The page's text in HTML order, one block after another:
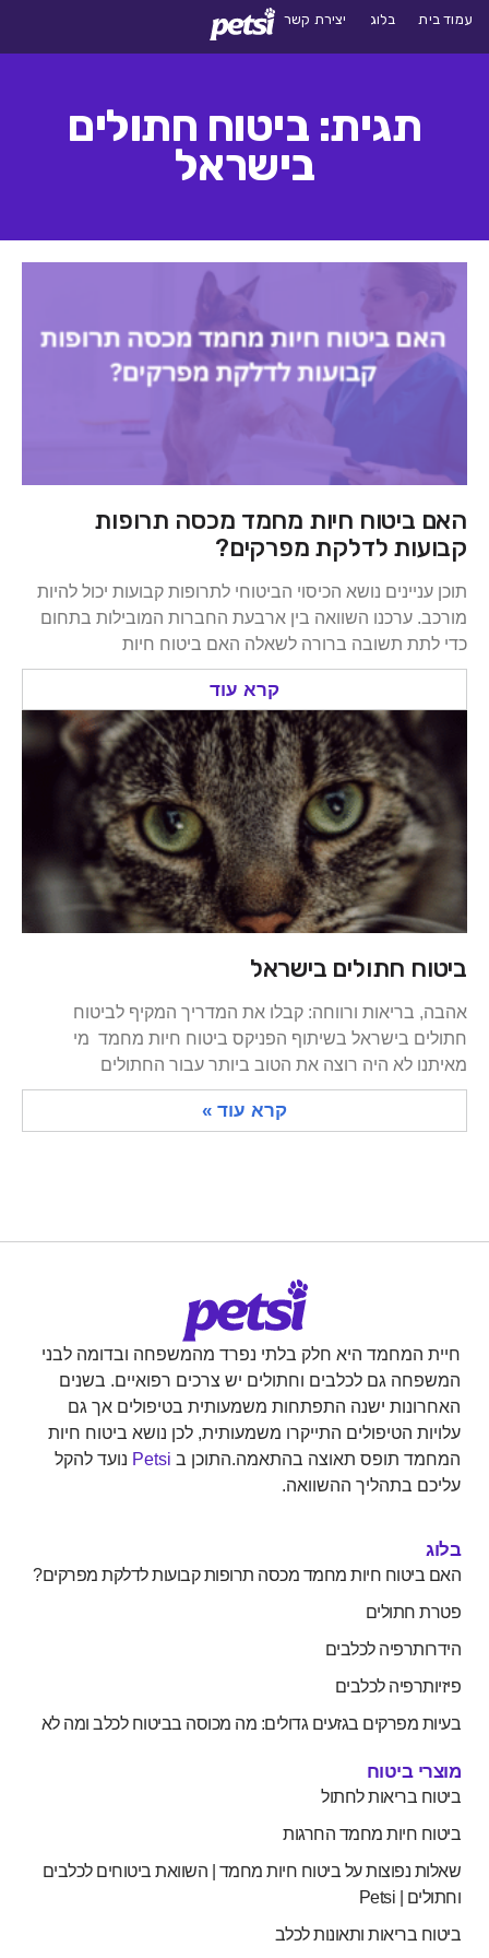
עמוד בית בלוג יצירת קשר
תגית: ביטוח חתולים
בישראל
האם ביטוח חיות מחמד מכסה תרופות
קבועות לדלקת מפרקים?
תוכן עניינים נושא הכיסוי הביטוחי לתרופות קבועות יכול להיות
מורכב. ערכנו השוואה בין ארבעת החברות המובילות בתחום
כדי לתת תשובה ברורה לשאלה האם ביטוח חיות
קרא עוד
ביטוח חתולים בישראל
אהבה, בריאות ורווחה: קבלו את המדריך המקיף לביטוח
חתולים בישראל בשיתוף הפניקס ביטוח חיות מחמד מי
מאיתנו לא היה רוצה את הטוב ביותר עבור החתולים
קרא עוד »
חיית המחמד היא חלק בלתי נפרד מהמשפחה ובדומה לבני
המשפחה גם לכלבים וחתולים יש צרכים רפואיים. בשנים
האחרונות ישנה התפתחות משמעותית בטיפולים אך גם
עלויות הטיפולים התייקרו משמעותית, לכן נושא ביטוח חיות
המחמד תופס תאוצה בהתאמה.התוכן ב Petsi נועד להקל
עליכם בתהליך ההשוואה.
בלוג
האם ביטוח חיות מחמד מכסה תרופות קבועות לדלקת מפרקים?
פטרת חתולים
הידרותרפיה לכלבים
פיזיותרפיה לכלבים
בעיות מפרקים בגזעים גדולים: מה מכוסה בביטוח לכלב ומה לא
מוצרי ביטוח
ביטוח בריאות לחתול
ביטוח חיות מחמד החרגות
שאלות נפוצות על ביטוח חיות מחמד | השוואת ביטוחים לכלבים
וחתולים | Petsi
ביטוח בריאות ותאונות לכלב